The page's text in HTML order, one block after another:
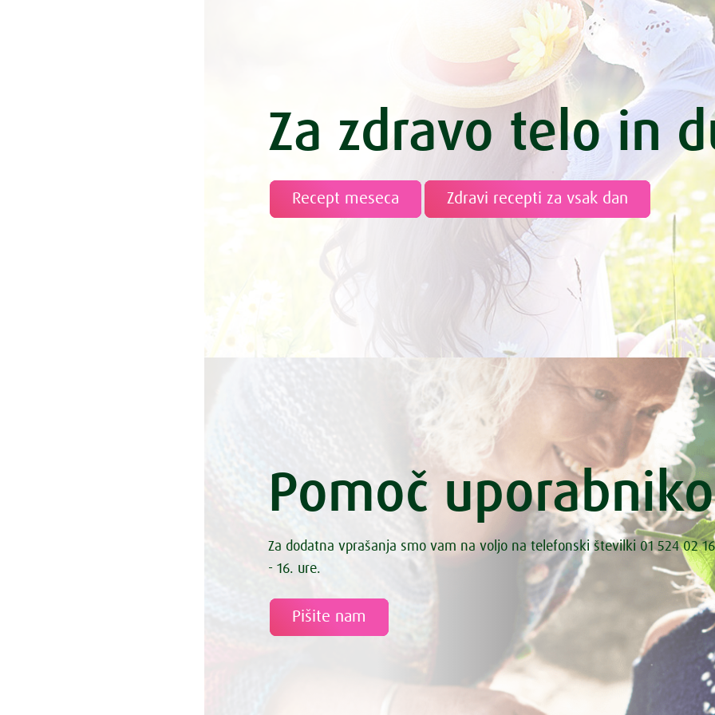
Za zdravo telo in
Recept meseca Zdravi recepti za vsak dan
Pomoč
Za dodatna vprašanja smo vam na voljo na telefonski številki 01 524 02
- 16. ure.
Pišite nam